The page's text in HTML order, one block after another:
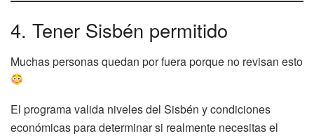
4. Tener Sisbén permitido
Muchas personas quedan por fuera porque no revisan esto
El programa valida niveles del Sisbén y condiciones
económicas para determinar si realmente necesitas el